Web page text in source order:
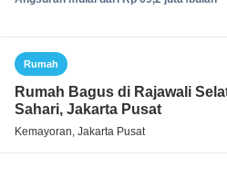
Rumah
Rumah Bagus di Rajawali
Sahari, Jakarta Pusat
Kemayoran, Jakarta Pusat